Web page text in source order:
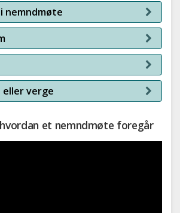
nemndmøte
verge
et nemndmøte foregår